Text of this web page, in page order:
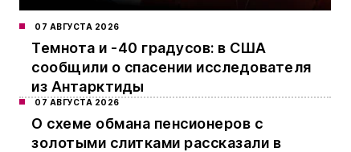
07 АВГУСТА 2026
Темнота и -40 градусов: в США
сообщили о спасении исследователя
из Антарктиды
07 АВГУСТА 2026
О схеме обмана пенсионеров с
золотыми слитками рассказали в